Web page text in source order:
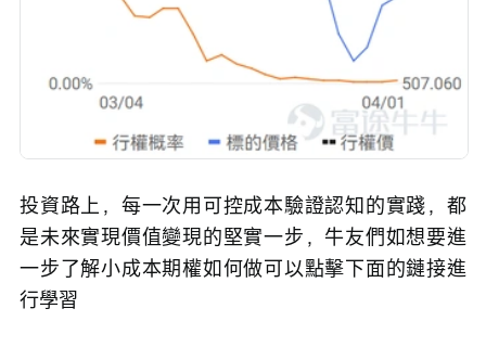
投資路上，每一次用可控成本驗證認知的實踐，都
是未來實現價值變現的堅實一步，牛友們如想要進
一步了解小成本期權如何做可以點擊下面的鏈接進
行學習